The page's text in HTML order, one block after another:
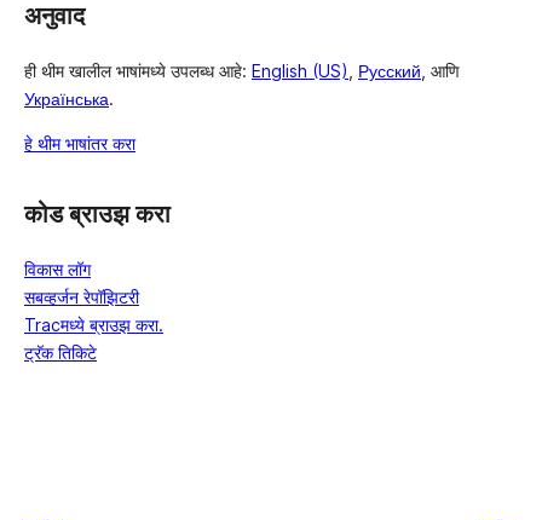
अनुवाद
ही थीम खालील भाषांमध्ये उपलब्ध आहे: English (US) Русский , आणि
Українська.
हे थीम भाषांतर करा
कोड ब्राउझ करा
विकास लॉग
सबव्हर्जन रेपॉझिटरी
Tracमध्ये ब्राउझ करा.
ट्रॅक तिकिटे